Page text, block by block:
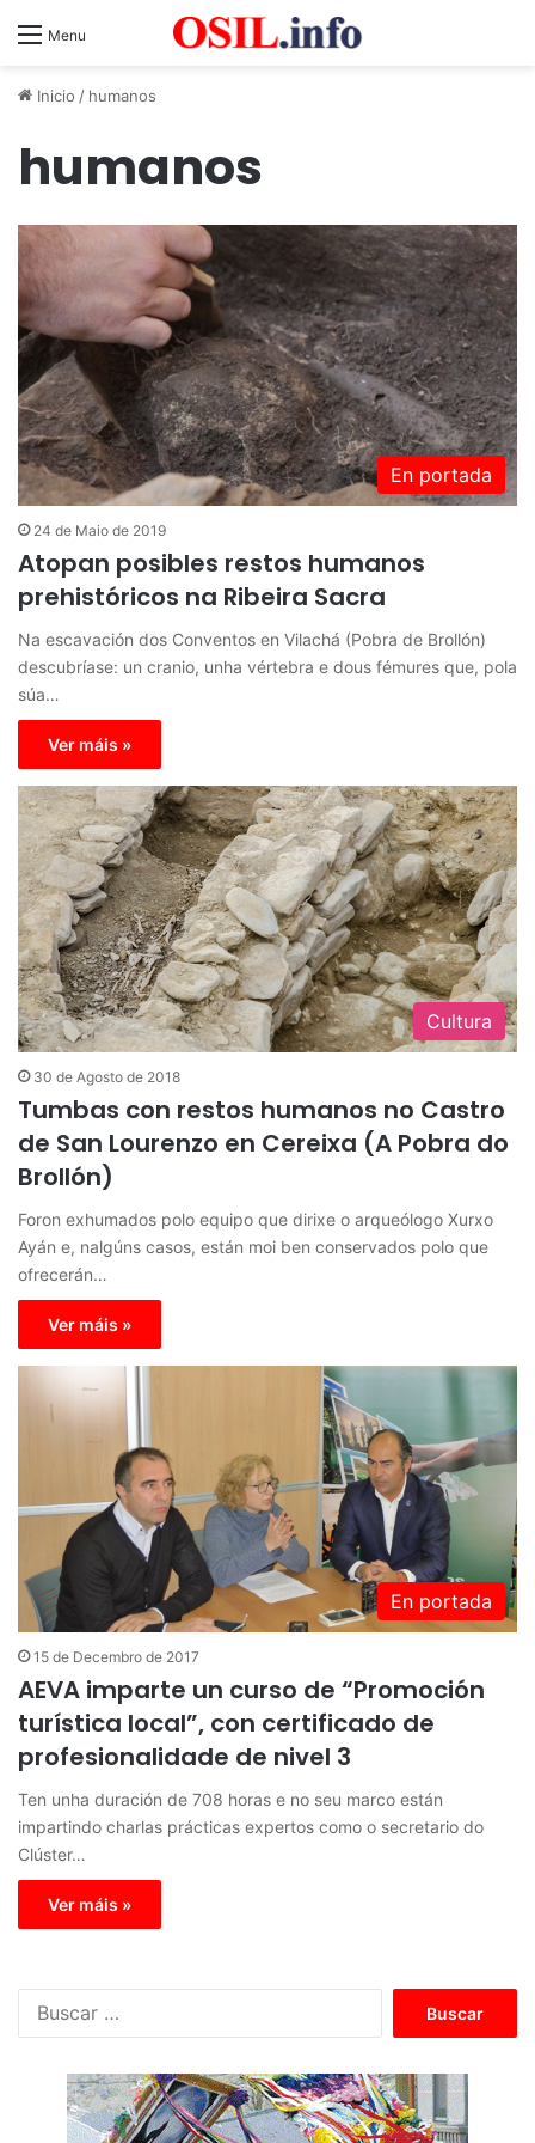
Menu
Inicio / humanos
humanos
En portada
24 de Maio de 2019
Atopan posibles restos humanos
prehistóricos na Ribeira Sacra
Na escavación dos Conventos en Vilachá (Pobra de Brollón)
descubríase: un cranio, unha vértebra e dous fémures que, pola
súa…
Ver máis »
Cultura
30 de Agosto de 2018
Tumbas con restos humanos no Castro
de San Lourenzo en Cereixa (A Pobra do
Brollón)
Foron exhumados polo equipo que dirixe o arqueólogo Xurxo
Ayán e, nalgúns casos, están moi ben conservados polo que
ofrecerán…
Ver máis »
En portada
15 de Decembro de 2017
AEVA imparte un curso de “Promoción
turística local”, con certificado de
profesionalidade de nivel 3
Ten unha duración de 708 horas e no seu marco están
impartindo charlas prácticas expertos como o secretario do
Clúster…
Ver máis »
c
a
r